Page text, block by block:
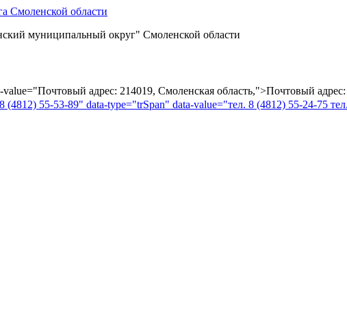
муниципальный округ" Смоленской области
адрес: 214019, Смоленская область,">Почтовый
8 (4812) 55-53-89" data-type="trSpan" data-value="тел. 8 (4812) 55-24-75